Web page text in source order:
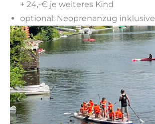
+ 24,-€ je weiteres Kind
optional: Neoprenanzug inklusive